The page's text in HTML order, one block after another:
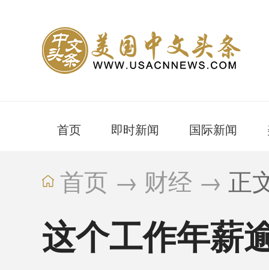
首页 即时新闻 国际新闻
首页 → 财经 → 正
这个工作年薪